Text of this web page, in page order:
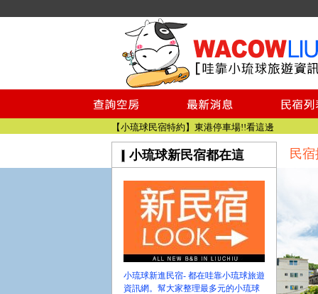
小琉球民宿空房
小琉球民宿
小琉球民宿推薦
【小琉球民宿特約】東港停車場!!看這邊
小琉球民宿 最完整的旅遊資訊都在這
【哇靠小琉球】新版官網熱情開站
【哇靠小琉球粉絲團】即時動態!!
小琉球民宿空房
小琉球民宿
小琉球民宿推薦
【小琉球民宿特約】東港停車場!!看這邊
小琉球民宿 最完整的旅遊資訊都在這
【哇靠小琉球】新版官網熱情開站
小琉球新民宿都在這
小琉球新進民宿- 都在哇靠小琉球旅遊
資訊網。幫大家整理最多元的小琉球
民